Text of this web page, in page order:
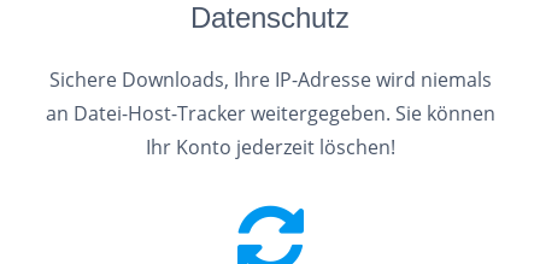
Datenschutz
Sichere Downloads, Ihre IP-Adresse wird niemals
an Datei-Host-Tracker weitergegeben. Sie können
Ihr Konto jederzeit löschen!